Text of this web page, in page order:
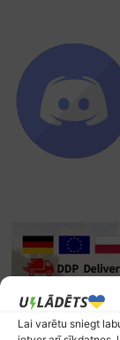
Lai varētu sniegt